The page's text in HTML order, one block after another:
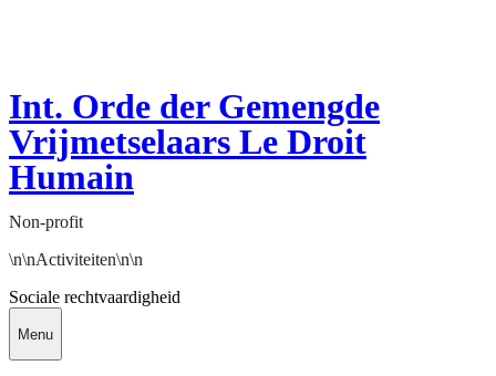
Int. Orde der Gemengde
Vrijmetselaars Le Droit
Humain
Non-profit
\n\nActiviteiten\n\n
Sociale rechtvaardigheid
Menu